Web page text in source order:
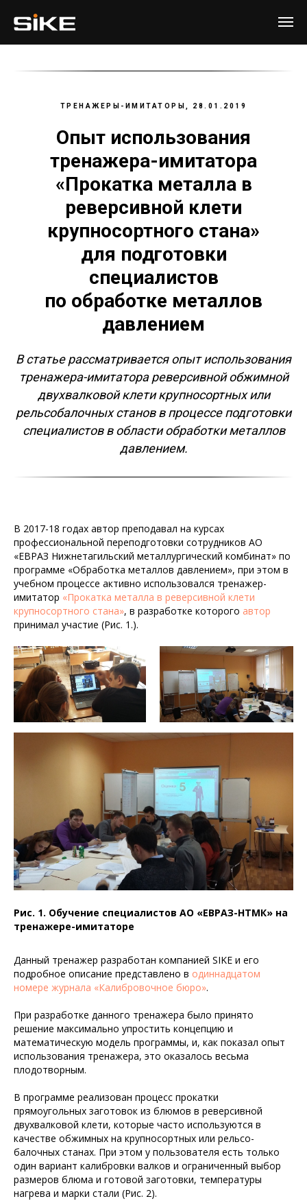
ТРЕНАЖЕРЫ-ИМИТАТОРЫ, 28.01.2019
Опыт использования
тренажера-имитатора
«Прокатка металла в
реверсивной клети
крупносортного стана»
для подготовки
специалистов
по обработке металлов
давлением
В статье рассматривается опыт использования
тренажера-имитатора реверсивной обжимной
двухвалковой клети крупносортных или
рельсобалочных станов в процессе подготовки
специалистов в области обработки металлов
давлением.
В 2017-18 годах автор преподавал на курсах
профессиональной переподготовки сотрудников АО
«ЕВРАЗ Нижнетагильский металлургический комбинат» по
программе «Обработка металлов давлением», при этом в
учебном процессе активно использовался тренажер-
имитатор «Прокатка металла в реверсивной клети
крупносортного стана», в разработке которого автор
принимал участие (Рис. 1.).
Рис. 1. Обучение специалистов АО «ЕВРАЗ-НТМК» на
тренажере-имитаторе
Данный тренажер разработан компанией SIKE и его
подробное описание представлено в одиннадцатом
номере журнала «Калибровочное бюро».
При разработке данного тренажера было принято
решение максимально упростить концепцию и
математическую модель программы, и, как показал опыт
использования тренажера, это оказалось весьма
плодотворным.
В программе реализован процесс прокатки
прямоугольных заготовок из блюмов в реверсивной
двухвалковой клети, которые часто используются в
качестве обжимных на крупносортных или рельсо-
балочных станах. При этом у пользователя есть только
один вариант калибровки валков и ограниченный выбор
размеров блюма и готовой заготовки, температуры
нагрева и марки стали (Рис. 2).